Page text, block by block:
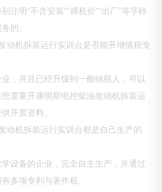
注明“不含安装”“裸机价”“出厂”等字样
的。
动机拆装运行实训台是否能开增值税专
，并且已经升级到一般纳税人，可以
需要开康明斯电控柴油发动机拆装运
开票资料。
动机拆装运行实训台都是自己生产的
设备的企业，完全自主生产，并通过
多项专利与著作权。